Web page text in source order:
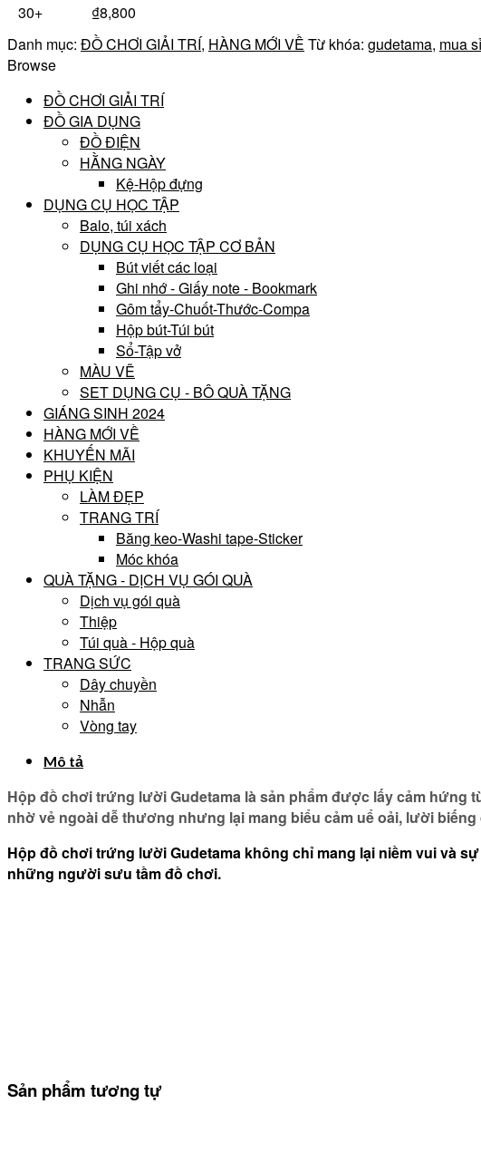
30+
₫8,800
Danh mục: ĐỒ CHƠI GIẢI TRÍ, HÀNG MỚI VỀ Từ khóa: gudetama, mua
Browse
ĐỒ CHƠI GIẢI TRÍ
ĐỒ GIA DỤNG
ĐỒ ĐIỆN
HẰNG NGÀY
Kệ-Hộp đựng
DỤNG CỤ HỌC TẬP
Balo, túi xách
DỤNG CỤ HỌC TẬP CƠ BẢN
Bút viết các loại
Ghi nhớ - Giấy note - Bookmark
Gôm tẩy-Chuốt-Thước-Compa
Hộp bút-Túi bút
Sổ-Tập vở
MÀU VẼ
SET DỤNG CỤ - BÔ QUÀ TẶNG
GIÁNG SINH 2024
HÀNG MỚI VỀ
KHUYẾN MÃI
PHỤ KIỆN
LÀM ĐẸP
TRANG TRÍ
Băng keo-Washi tape-Sticker
Móc khóa
QUÀ TẶNG - DỊCH VỤ GÓI QUÀ
Dịch vụ gói quà
Thiệp
Túi quà - Hộp quà
TRANG SỨC
Dây chuyền
Nhẫn
Vòng tay
Mô tả
Hộp đồ chơi trứng lười Gudetama là sản phẩm được lấy cảm hứng
nhờ vẻ ngoài dễ thương nhưng lại mang biểu cảm uể oải, lười
Hộp đồ chơi trứng lười Gudetama không chỉ mang lại niềm vui và
những người sưu tầm đồ chơi.
Sản phẩm tương tự